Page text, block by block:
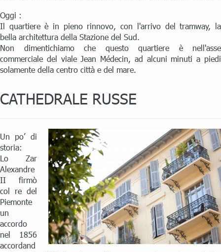
Oggi :
Il quartiere è in pieno rinnovo, con l'arrivo del tramway, la
bella architettura della Stazione del Sud.
Non dimentichiamo che questo quartiere è nell'asse
commerciale del viale Jean Médecin, ad alcuni minuti a piedi
solamente della centro città e del mare.
CATHEDRALE RUSSE
Un po’ di
storia:
Lo Zar
Alexandre
II firmò
col re del
Piemonte
un
accordo
nel 1856
accordand